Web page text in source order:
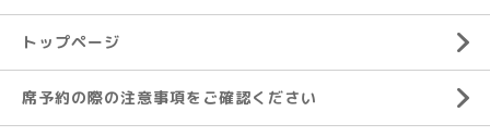
トップページ
席予約の際の注意事項をご確認ください